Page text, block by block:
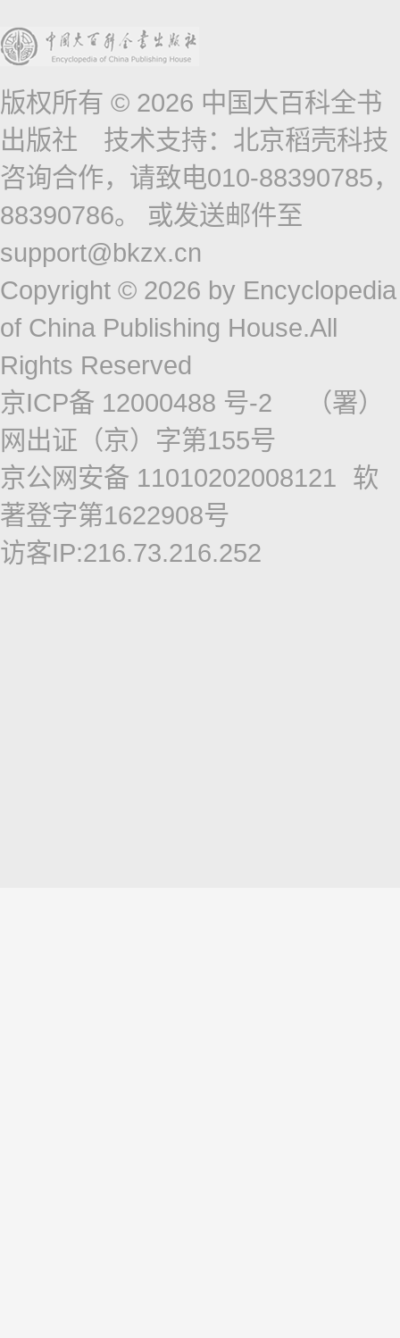
版权所有 © 2026 中国大百科全书
出版社 技术支持：北京稻壳科技
咨询合作，请致电010-88390785，
88390786。 或发送邮件至
support@bkzx.cn
Copyright © 2026 by Encyclopedia
of China Publishing House.All
Rights Reserved
京ICP备 12000488 号-2
（署）
网出证（京）字第155号
京公网安备 11010202008121
软
著登字第1622908号
访客IP:216.73.216.252